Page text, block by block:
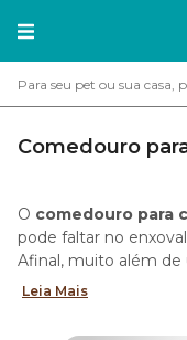
Comedouro
O comedouro para
pode faltar no
Afinal, muito além de
seguro e higiênico
Leia Mais